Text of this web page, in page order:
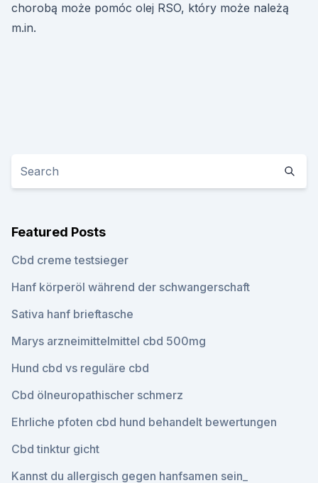
chorobą może pomóc olej RSO, który może należą
m.in.
Featured Posts
Cbd creme testsieger
Hanf körperöl während der schwangerschaft
Sativa hanf brieftasche
Marys arzneimittelmittel cbd 500mg
Hund cbd vs reguläre cbd
Cbd ölneuropathischer schmerz
Ehrliche pfoten cbd hund behandelt bewertungen
Cbd tinktur gicht
Kannst du allergisch gegen hanfsamen sein_